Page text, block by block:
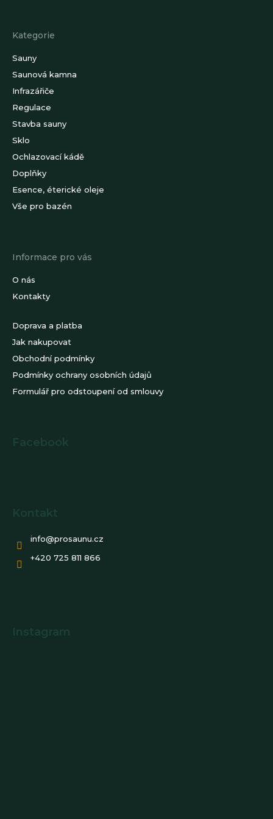
Kategorie
Sauny
Saunová kamna
Infrazářiče
Regulace
Stavba sauny
Sklo
Ochlazovací kádě
Doplňky
Esence, éterické oleje
Vše pro bazén
Informace pro vás
O nás
Kontakty
Doprava a platba
Jak nakupovat
Obchodní podmínky
Podmínky ochrany osobních údajů
Formulář pro odstoupení od smlouvy
Facebook
Kontakt
info@prosaunu.cz
+420 725 811 866
Instagram